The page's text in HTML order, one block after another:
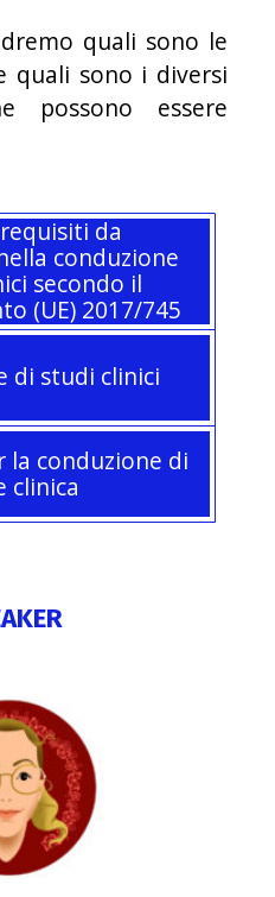
quali sono le
quali sono i diversi
essere
da
conduzione
secondo il
(UE) 2017/745
di studi clinici
la conduzione di
clinica